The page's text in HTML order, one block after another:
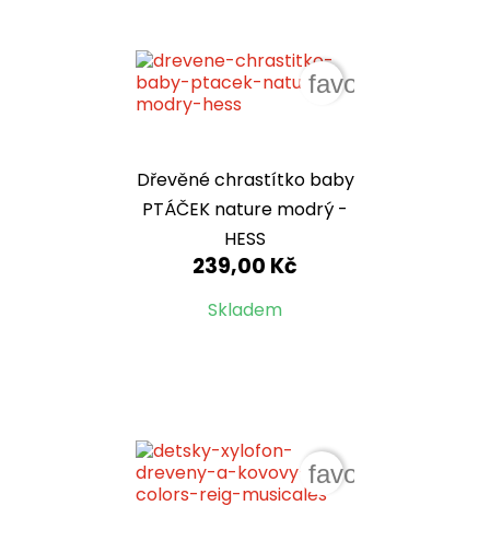
Dřevěné chrastítko baby
PTÁČEK nature modrý -
HESS
239,00 Kč
Skladem
favorite_border
favorite_border